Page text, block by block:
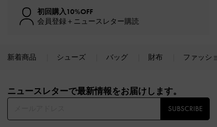
初回購入10%OFF
会員登録＋ニュースレター購読
新着商品 シューズ バッグ 財布 ファッシ
ニュースレターで最新情報をお届けします。​
SUBSCRIBE